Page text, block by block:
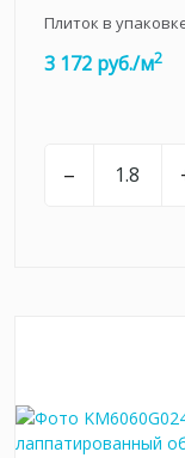
Плиток в
3 172 руб./м2
–